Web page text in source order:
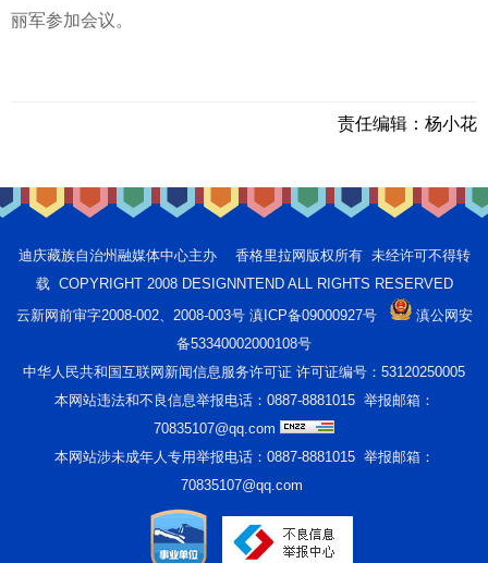
丽军参加会议。
责任编辑： 杨小花
迪庆藏族自治州融媒体中心主办 香格里拉网版权所有 未经许可不得转
载 COPYRIGHT 2008 DESIGNNTEND ALL RIGHTS RESERVED
云新网前审字2008-002、2008-003号 滇ICP备09000927号
滇公网安
备53340002000108号
中华人民共和国互联网新闻信息服务许可证 许可证编号：53120250005
本网站违法和不良信息举报电话：0887-8881015 举报邮箱：
70835107@qq.com
本网站涉未成年人专用举报电话：0887-8881015 举报邮箱：
70835107@qq.com